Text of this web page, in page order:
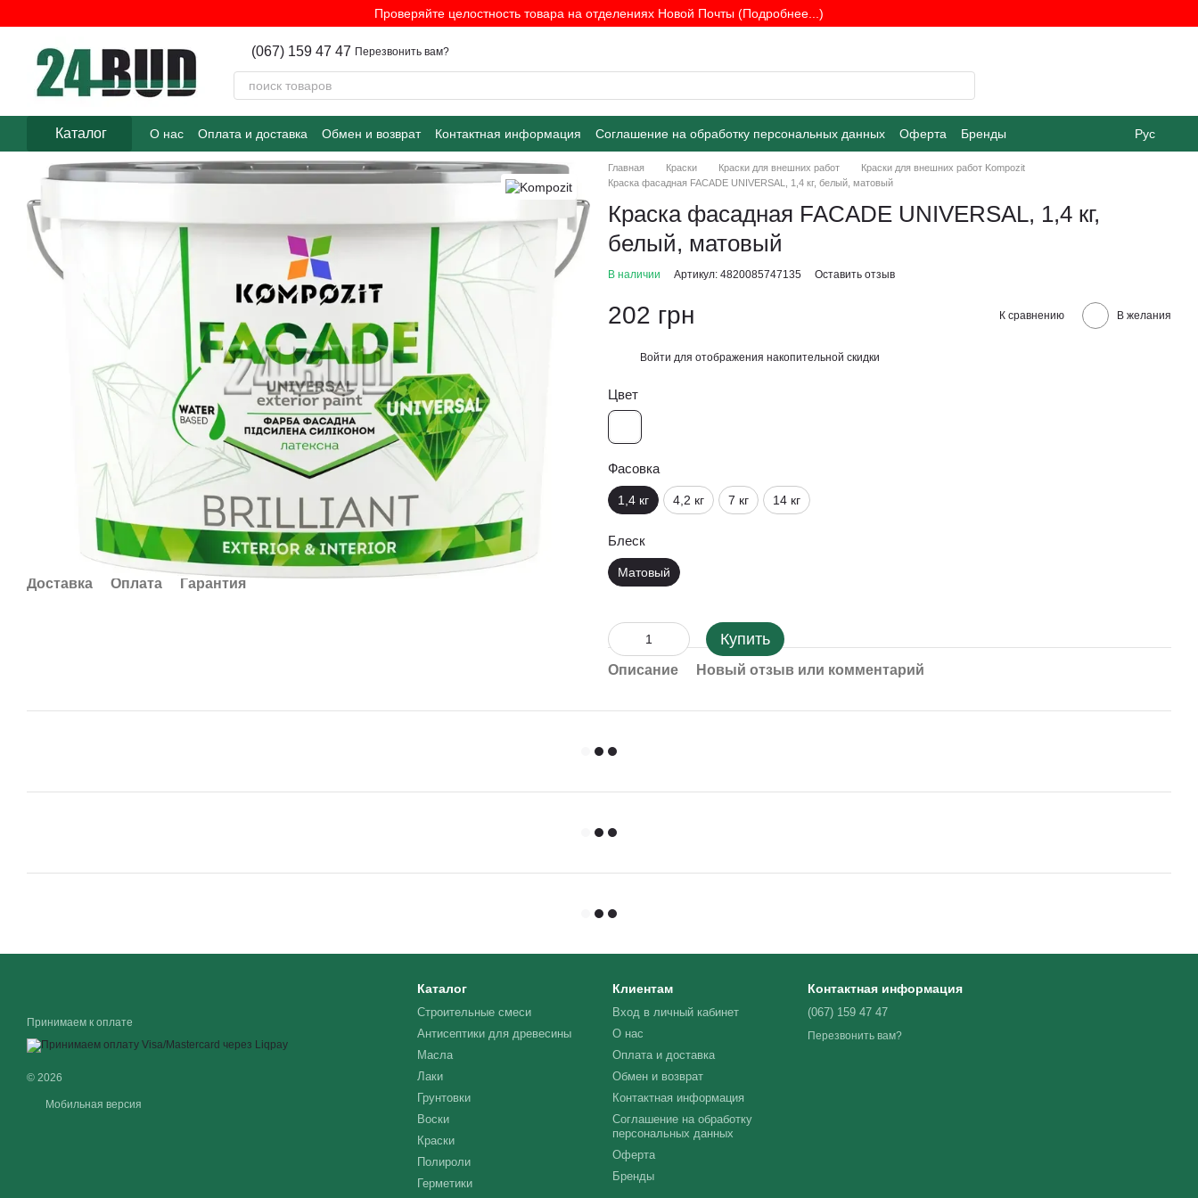
Проверяйте целостность товара на отделениях Новой Почты (Подробнее...)
(067) 159 47 47 Перезвонить вам?
Каталог О нас Оплата и доставка Обмен и возврат Контактная информация Соглашение на обработку персональных данных Оферта Бренды Рус
Доставка Оплата Гарантия
Главная Краски Краски для внешних работ
Краски для внешних работ Kompozit
Краска фасадная FACADE UNIVERSAL, 1,4 кг, белый, матовый
Краска фасадная FACADE UNIVERSAL, 1,4 кг,
белый, матовый
В наличии Артикул: 4820085747135 Оставить отзыв
202 грн К сравнению В желания
Войти для отображения накопительной скидки
Цвет
Фасовка
1,4 кг 4,2 кг 7 кг 14 кг
Блеск
Матовый
Купить
Описание Новый отзыв или комментарий
Принимаем к оплате
© 2026
Мобильная версия
Каталог
Строительные смеси
Антисептики для древесины
Масла
Лаки
Грунтовки
Воски
Краски
Полироли
Герметики
Клиентам
Вход в личный кабинет
О нас
Оплата и доставка
Обмен и возврат
Контактная информация
Соглашение на обработку
персональных данных
Оферта
Бренды
Контактная информация
(067) 159 47 47
Перезвонить вам?